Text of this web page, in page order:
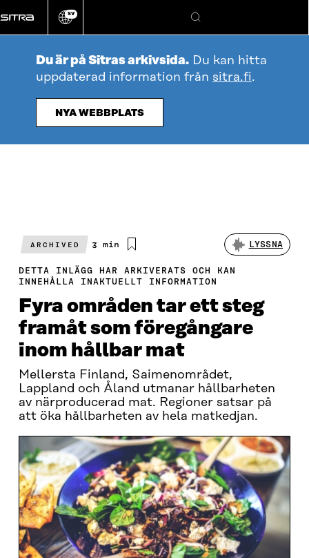
direkt
till
Ändra
språk
SV
Sök
Du är på Sitras arkivsida. Du kan hitta
uppdaterad information från sitra.fi.
NYA WEBBPLATS
ARCHIVED
Beräknad
3 min LYSSNA
DETTA INLÄGG HAR ARKIVERATS OCH KAN
INNEHÅLLA INAKTUELLT INFORMATION
Fyra områden tar ett steg
framåt som föregångare
inom hållbar mat
Mellersta Finland, Saimenområdet,
Lappland och Åland utmanar hållbarheten
av närproducerad mat. Regioner satsar på
att öka hållbarheten av hela matkedjan.